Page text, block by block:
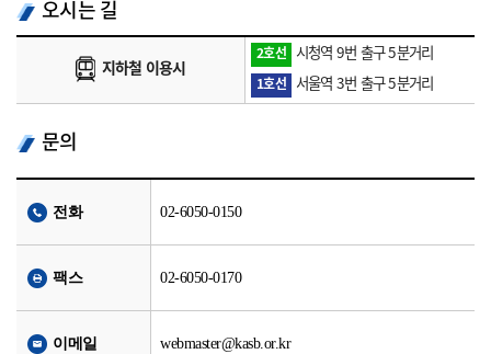
오시는 길
지하철 이용시
2호선 시청역 9번 출구 5분거리
1호선 서울역 3번 출구 5분거리
문의
전화 02-6050-0150
팩스 02-6050-0170
이메일 webmaster@kasb.or.kr